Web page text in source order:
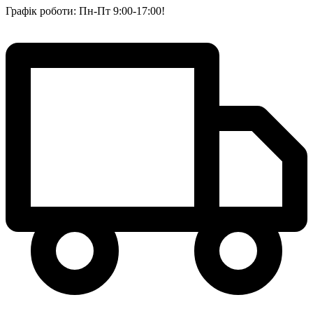
Графік роботи: Пн-Пт 9:00-17:00!